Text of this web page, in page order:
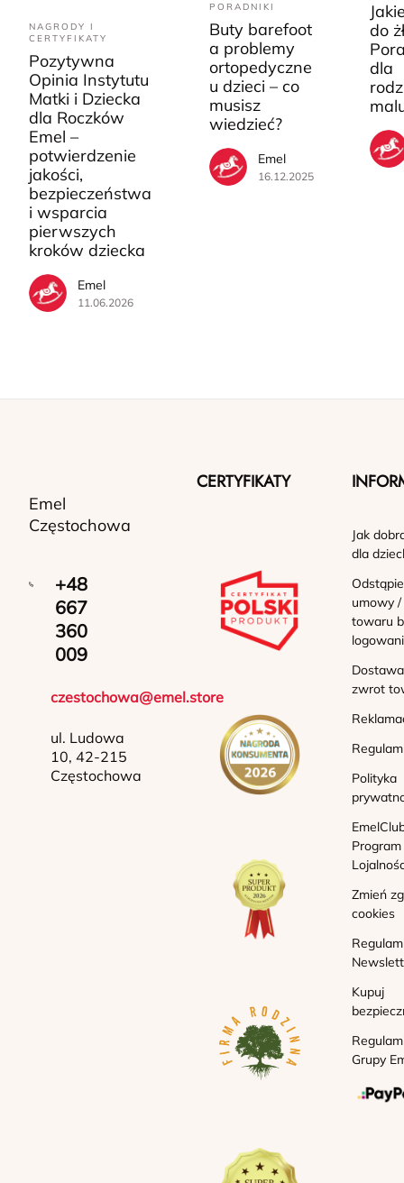
NAGRODY I
CERTYFIKATY
Pozytywna
Opinia Instytutu
Matki i Dziecka
dla Roczków
Emel –
potwierdzenie
jakości,
bezpieczeństwa
i wsparcia
pierwszych
kroków dziecka
Emel
11.06.2026
PORADNIKI
Buty barefoot
a problemy
ortopedyczne
u dzieci – co
musisz
wiedzieć?
Emel
16.12.2025
do
dla
Emel
Częstochowa
+48
667
360
009
czestochowa@emel.store
ul. Ludowa
10, 42-215
Częstochowa
CERTYFIKATY
Jak
dla
umowy
towaru
zwrot
Polityka
Program
Zmień
cookies
Kupuj
Grupy